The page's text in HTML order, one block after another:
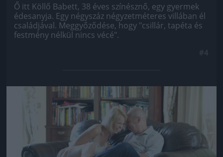
Ő itt Köllő Babett, 38 éves színésznő, egy gyermek
édesanyja. Egy négyszáz négyzetméteres villában él
családjával. Meggyőződése, hogy "csillár, tapéta és
festmény nélkül nincs vécé".
Jön még kép!